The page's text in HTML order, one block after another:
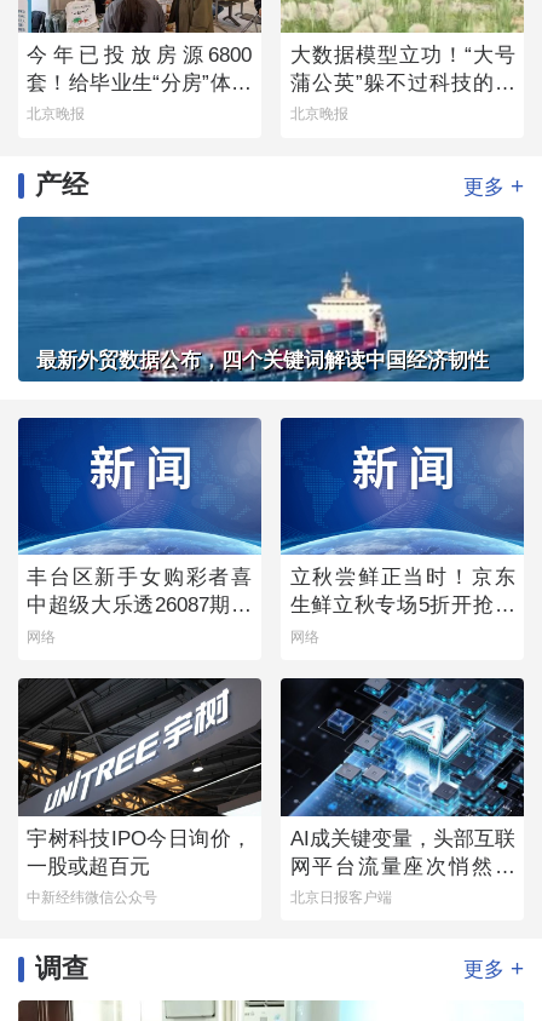
今年已投放房源6800
套！给毕业生“分房”体现
留人诚意
北京晚报
大数据模型立功！“大号
蒲公英”躲不过科技的火
眼金睛
北京晚报
产经 更多 +
最新外贸数据公布，四个关键词解读中国经济韧性
丰台区新手女购彩者喜
中超级大乐透26087期一
等奖
网络
立秋尝鲜正当时！京东
生鲜立秋专场5折开抢，
承包你的秋日餐桌
网络
宇树科技IPO今日询价，
一股或超百元
中新经纬微信公众号
AI成关键变量，头部互联
网平台流量座次悄然生
变
北京日报客户端
调查 更多 +